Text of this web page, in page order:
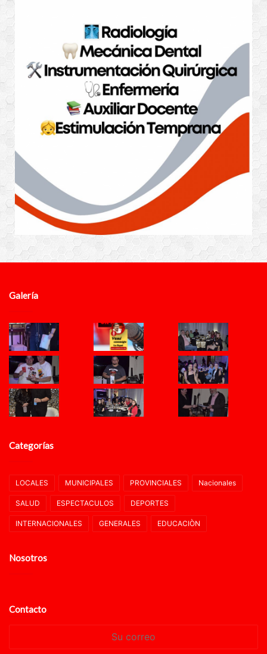
Galería
Categorías
LOCALES MUNICIPALES PROVINCIALES Nacionales
SALUD ESPECTACULOS DEPORTES
INTERNACIONALES GENERALES EDUCACIÒN
Nosotros
Contacto